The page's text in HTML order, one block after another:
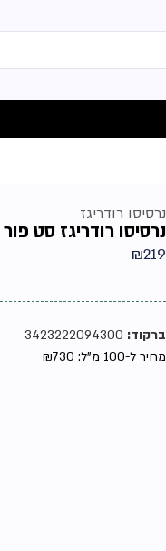
נרסיסו רודריגז
נרסיסו רודריגז סט פור
₪219
ברקוד:
מחיר ל-100 מ"ל:
₪730